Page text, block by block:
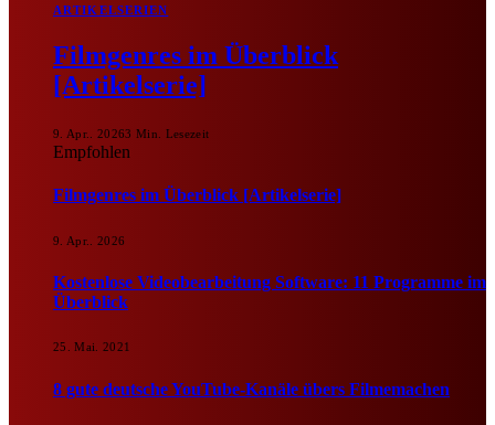
ARTIKELSERIEN
Filmgenres im Überblick
[Artikelserie]
9. Apr.. 20263 Min. Lesezeit
Empfohlen
Filmgenres im Überblick [Artikelserie]
9. Apr.. 2026
Kostenlose Videobearbeitung Software: 11 Programme im
Überblick
25. Mai. 2021
8 gute deutsche YouTube-Kanäle übers Filmemachen